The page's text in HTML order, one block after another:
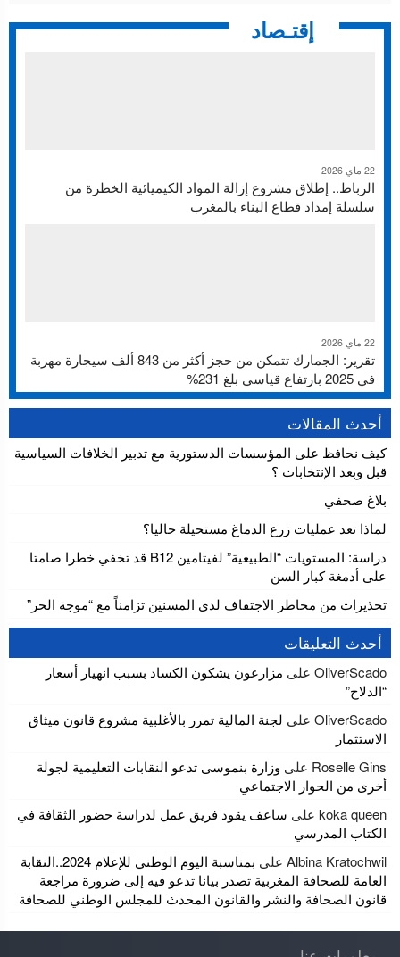
إقتـصاد
22 ماي 2026
الرباط.. إطلاق مشروع إزالة المواد الكيميائية الخطرة من
سلسلة إمداد قطاع البناء بالمغرب
22 ماي 2026
تقرير: الجمارك تتمكن من حجز أكثر من 843 ألف سيجارة مهربة
في 2025 بارتفاع قياسي بلغ 231%
أحدث المقالات
كيف نحافظ على المؤسسات الدستورية مع تدبير الخلافات السياسية
قبل وبعد الإنتخابات ؟
بلاغ صحفي
لماذا تعد عمليات زرع الدماغ مستحيلة حاليا؟
دراسة: المستويات “الطبيعية” لفيتامين B12 قد تخفي خطرا صامتا
على أدمغة كبار السن
تحذيرات من مخاطر الاجتفاف لدى المسنين تزامناً مع “موجة الحر”
أحدث التعليقات
OliverScado على مزارعون يشكون الكساد بسبب انهيار أسعار
“الدلاح”
OliverScado على لجنة المالية تمرر بالأغلبية مشروع قانون ميثاق
الاستثمار
Roselle Gins على وزارة بنموسى تدعو النقابات التعليمية لجولة
أخرى من الحوار الاجتماعي
koka queen على ساعف يقود فريق عمل لدراسة حضور الثقافة في
الكتاب المدرسي
Albina Kratochwil على
بمناسبة اليوم الوطني للإعلام 2024..النقابة
العامة للصحافة المغربية تصدر بيانا تدعو فيه إلى ضرورة مراجعة
قانون الصحافة والنشر والقانون المحدث للمجلس الوطني للصحافة